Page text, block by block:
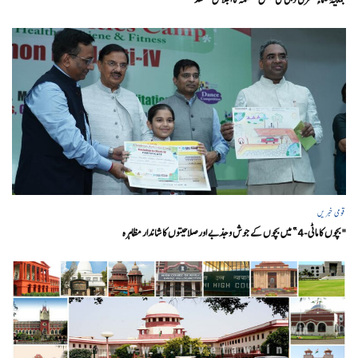
قومی خبریں
"بچوں کا ماٹی-4” میں بچوں کے جوش و جذبے اور صلاحیتوں کا شاندار مظاہرہ